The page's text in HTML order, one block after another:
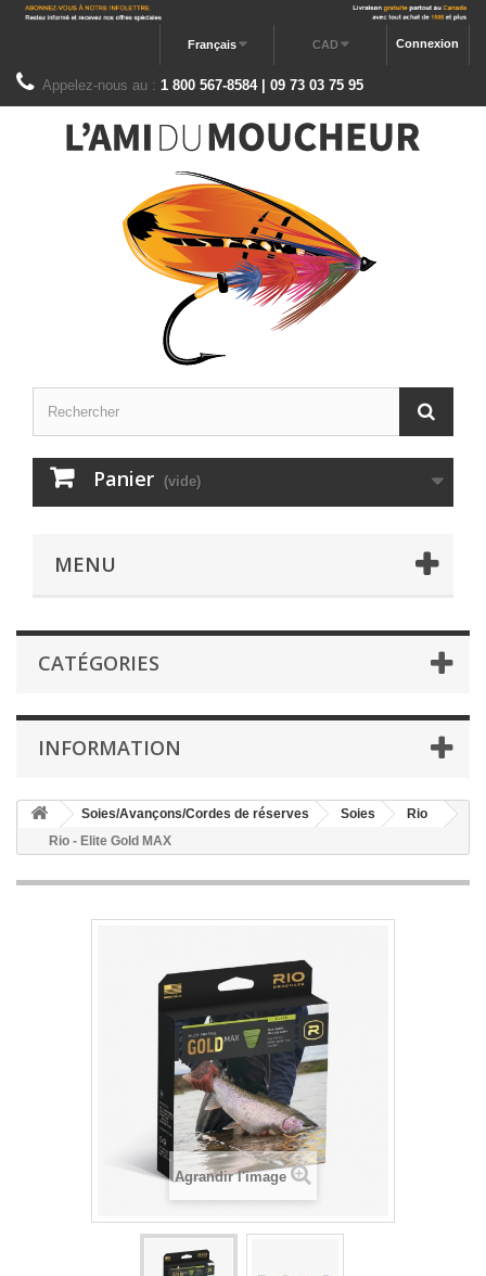
Connexion
CAD
Français
Appelez-nous au : 1 800 567-8584 | 09 73 03 75 95
Panier (vide)
MENU
CATÉGORIES
INFORMATION
Soies/Avançons/Cordes de réserves Soies
Rio
Rio - Elite Gold MAX
Agrandir l'image